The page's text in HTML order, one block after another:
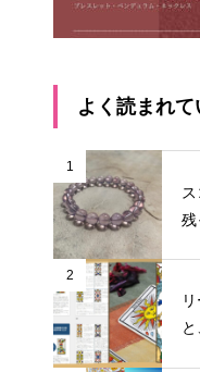
よく読まれ
1
残
2